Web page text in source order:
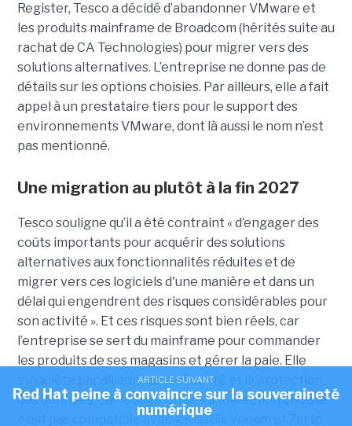
Register, Tesco a décidé d’abandonner VMware et
les produits mainframe de Broadcom (hérités suite au
rachat de CA Technologies) pour migrer vers des
solutions alternatives. L’entreprise ne donne pas de
détails sur les options choisies. Par ailleurs, elle a fait
appel à un prestataire tiers pour le support des
environnements VMware, dont là aussi le nom n’est
pas mentionné.
Une migration au plutôt à la fin 2027
Tesco souligne qu’il a été contraint « d’engager des
coûts importants pour acquérir des solutions
alternatives aux fonctionnalités réduites et de
migrer vers ces logiciels d'une manière et dans un
délai qui engendrent des risques considérables pour
son activité ». Et ces risques sont bien réels, car
l’entreprise se sert du mainframe pour commander
les produits de ses magasins et gérer la paie. Elle
s’inquiète par ailleurs de la sécurité et la protection
des données, car la solution de virtualisation choisie
n’est pas compatible avec les outils Veeam et Zerto
ARTICLE SUIVANT
Red Hat peine à convaincre sur la souveraineté
numérique